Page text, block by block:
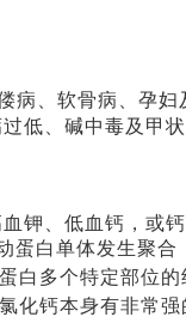
病、软骨病、孕
过低、碱中毒及甲
血钾、低血钙，或
蛋白单体发生聚
白多个特定部位
化钙本身有非常